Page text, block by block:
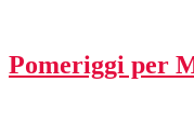
Pomeriggi per